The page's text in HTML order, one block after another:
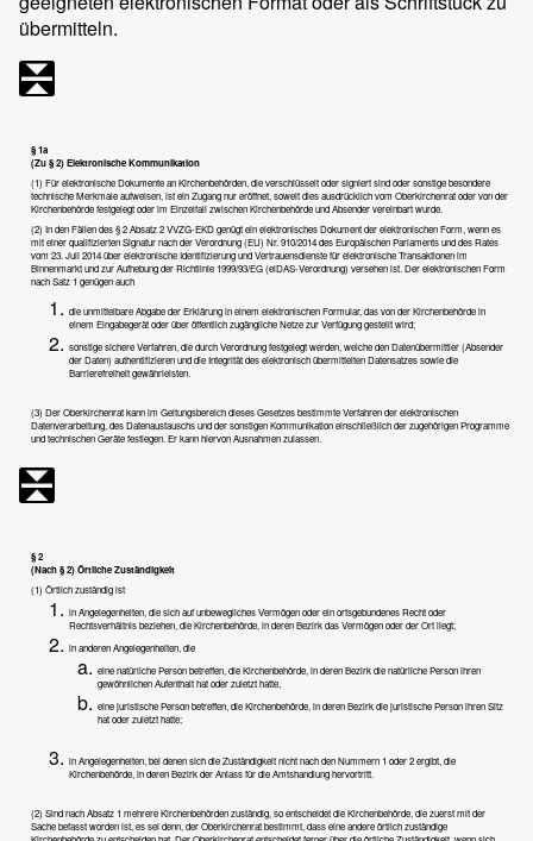
übermitteln.
§ 1a
(Zu § 2) Elektronische Kommunikation
(1) Für elektronische Dokumente an Kirchenbehörden, die verschlüsselt oder signiert sind oder sonstige besondere
technische Merkmale aufweisen, ist ein Zugang nur eröffnet, soweit dies ausdrücklich vom Oberkirchenrat oder von der
Kirchenbehörde festgelegt oder im Einzelfall zwischen Kirchenbehörde und Absender vereinbart wurde.
(2) In den Fällen des § 2 Absatz 2 VVZG-EKD genügt ein elektronisches Dokument der elektronischen Form, wenn es
mit einer qualifizierten Signatur nach der Verordnung (EU) Nr. 910/2014 des Europäischen Parlaments und des Rates
vom 23. Juli 2014 über elektronische Identifizierung und Vertrauensdienste für elektronische Transaktionen im
Binnenmarkt und zur Aufhebung der Richtlinie 1999/93/EG (elDAS-Verordnung) versehen ist. Der elektronischen Form
nach Satz 1 genügen auch
die unmittelbare Abgabe der Erklärung in einem elektronischen Formular, das von der Kirchenbehörde in
einem Eingabegerät oder über öffentlich zugängliche Netze zur Verfügung gestellt wird;
sonstige sichere Verfahren, die durch Verordnung festgelegt werden, welche den Datenübermittler (Absender
der Daten) authentifizieren und die Integrität des elektronisch übermittelten Datensatzes sowie die
Barrierefreiheit gewährleisten.
(3) Der Oberkirchenrat kann im Geltungsbereich dieses Gesetzes bestimmte Verfahren der elektronischen
Datenverarbeitung, des Datenaustauschs und der sonstigen Kommunikation einschließlich der zugehörigen Programme
und technischen Geräte festlegen. Er kann hiervon Ausnahmen zulassen.
§ 2
(Nach § 2) Örtliche Zuständigkeit
(1) Örtlich zuständig ist
in Angelegenheiten, die sich auf unbewegliches Vermögen oder ein ortsgebundenes Recht oder
Rechtsverhältnis beziehen, die Kirchenbehörde, in deren Bezirk das Vermögen oder der Ort liegt;
in anderen Angelegenheiten, die
eine natürliche Person betreffen, die Kirchenbehörde, in deren Bezirk die natürliche Person ihren
gewöhnlichen Aufenthalt hat oder zuletzt hatte,
eine juristische Person betreffen, die Kirchenbehörde, in deren Bezirk die juristische Person ihren Sitz
hat oder zuletzt hatte;
in Angelegenheiten, bei denen sich die Zuständigkeit nicht nach den Nummern 1 oder 2 ergibt, die
Kirchenbehörde, in deren Bezirk der Anlass für die Amtshandlung hervortritt.
(2) Sind nach Absatz 1 mehrere Kirchenbehörden zuständig, so entscheidet die Kirchenbehörde, die zuerst mit der
Sache befasst worden ist, es sei denn, der Oberkirchenrat bestimmt, dass eine andere örtlich zuständige